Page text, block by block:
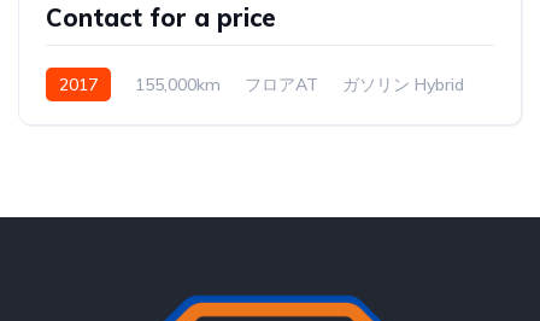
Contact for a price
2017 155,000km フロアAT ガソリン Hybrid